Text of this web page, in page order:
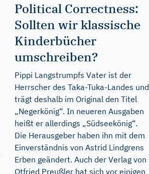
Political Correctness:
Sollten wir klassische
Kinderbücher
umschreiben?
Pippi Langstrumpfs Vater ist der
Herrscher des Taka-Tuka-Landes und
trägt deshalb im Original den Titel
„Negerkönig“. In neueren Ausgaben
heißt er allerdings „Südseekönig“.
Die Herausgeber haben ihn mit dem
Einverständnis von Astrid Lindgrens
Erben geändert. Auch der Verlag von
Otfried Preußler hat sich vor einigen